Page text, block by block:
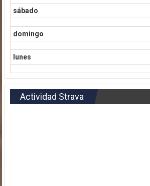
sábado
domingo
lunes
Actividad Strava